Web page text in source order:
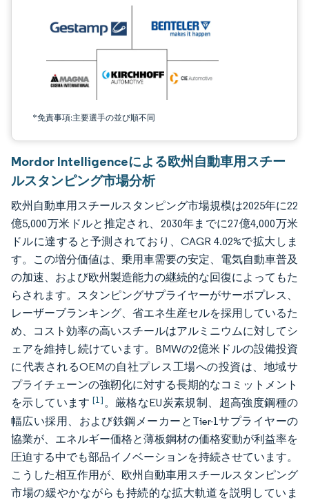
*免責事項:主要選手の並び順不同
Mordor Intelligenceによる欧州自動車用スチー
ルスタンピング市場分析
欧州自動車用スチールスタンピング市場規模は2025年に22
億5,000万米ドルと推定され、2030年までに27億4,000万米
ドルに達すると予測されており、CAGR 4.02%で拡大しま
す。この増分価値は、乗用車需要の安定、電気自動車普及
の加速、および欧州製造能力の継続的な回復によってもた
らされます。スタンピングサプライヤーがサーボプレス、
レーザーブランキング、省エネ生産セルを採用しているた
め、コスト効率の高いスチールはアルミニウムに対してシ
ェアを維持し続けています。BMWの2億米ドルの設備投資
に代表されるOEMの自社プレス工場への投資は、地域サ
プライチェーンの強靭化に対する長期的なコミットメント
を示しています[1]。厳格なEU炭素規制、超高強度鋼種の
幅広い採用、および鉄鋼メーカーとTier-1サプライヤーの
協業が、エネルギー価格と薄板鋼材の価格変動が利益率を
圧迫する中でも部品イノベーションを持続させています。
こうした相互作用が、欧州自動車用スチールスタンピング
市場の緩やかながらも持続的な拡大軌道を説明していま